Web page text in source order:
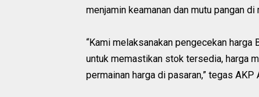
menjamin keamanan dan mutu pangan di
“Kami melaksanakan pengecekan
untuk memastikan stok tersedia, harga
permainan harga di pasaran,” tegas AKP